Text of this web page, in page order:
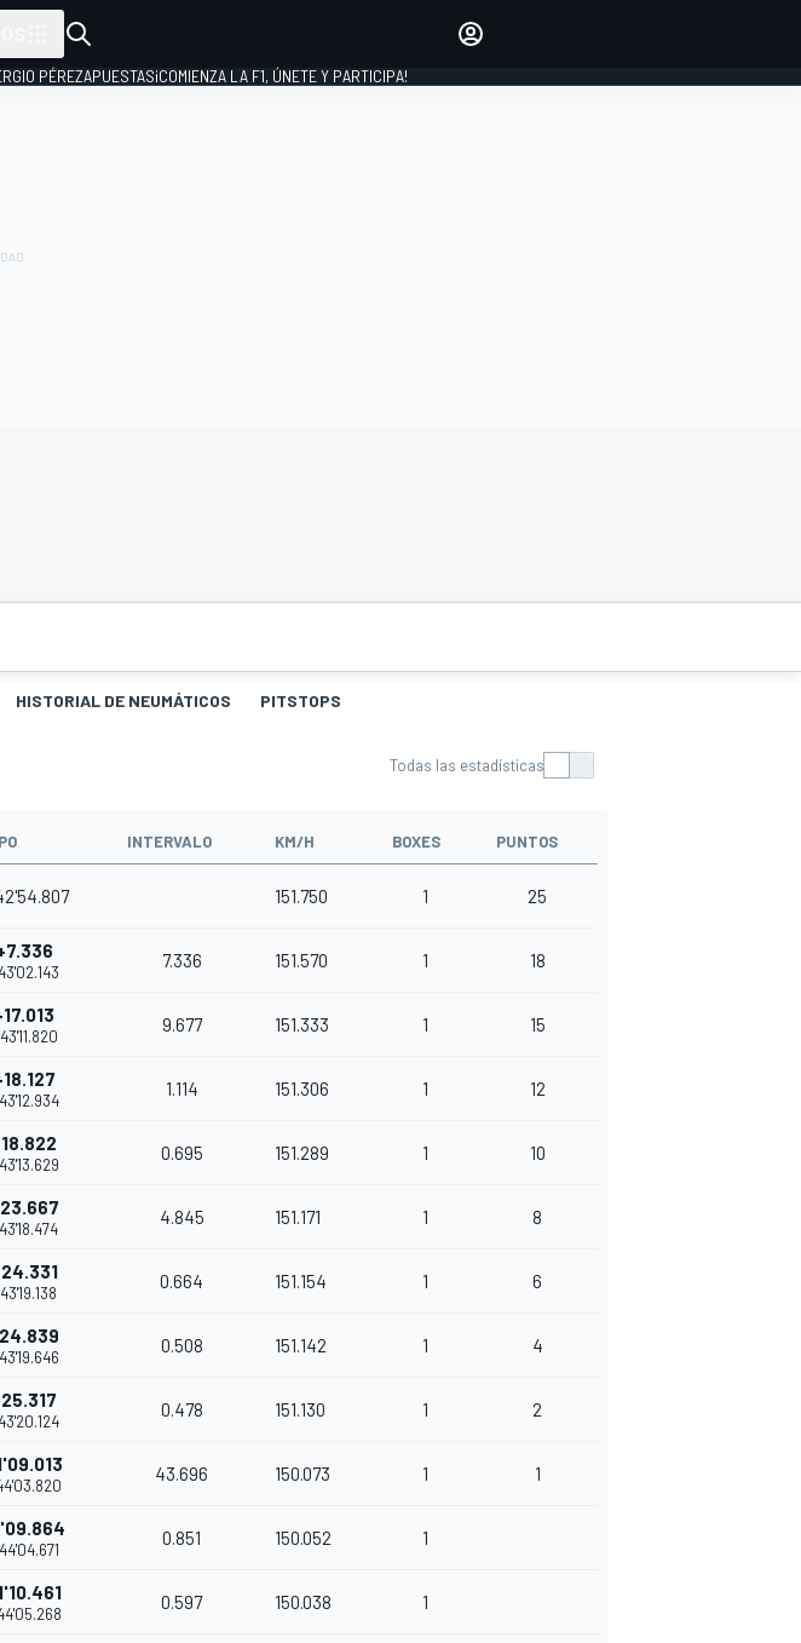
INICIAR SESIÓN
PÉREZAPUESTAS¡COMIENZA LA F1, ÚNETE Y PARTICIPA!
HISTORIAL DE NEUMÁTICOS PITSTOPS
Todas las estadísticas
INTERVALO KM/H BOXES PUNTOS
151.750 1 25
7.336 151.570 1 18
9.677 151.333 1 15
1.114 151.306 1 12
0.695 151.289 1 10
4.845 151.171 1 8
0.664 151.154 1 6
0.508 151.142 1 4
0.478 151.130 1 2
43.696 150.073 1 1
0.851 150.052 1
0.597 150.038 1